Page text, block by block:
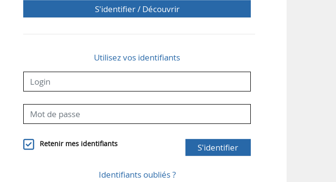
S'identifier / Découvrir
Utilisez vos identifiants
Retenir mes identifiants S'identifier
Identifiants oubliés ?